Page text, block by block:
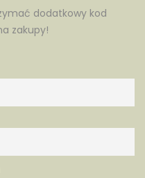
dodatkowy kod
zakupy!